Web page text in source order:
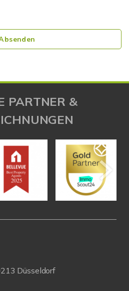
PARTNER &
Düsseldorf